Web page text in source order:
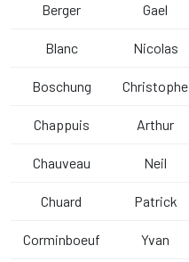
Berger Gael
Blanc Nicolas
Boschung Christophe
Chappuis Arthur
Chauveau Neil
Chuard Patrick
Corminboeuf Yvan